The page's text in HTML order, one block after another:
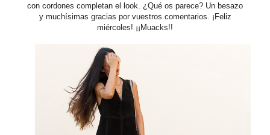
con cordones completan el look. ¿Qué os parece? Un besazo
y muchísimas gracias por vuestros comentarios. ¡Feliz
miércoles! ¡¡Muacks!!